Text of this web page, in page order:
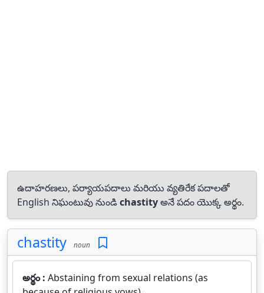
ఉదాహరణలు, పర్యాయపదాలు మరియు వ్యతిరేక పదాలతో
English నిఘంటువు నుండిchastityఅనే పదం యొక్క అర్థం.
chastity noun
అర్థం : Abstaining from sexual relations (as